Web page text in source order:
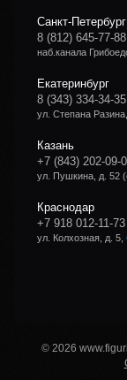
Санкт-Петербург
8 (812) 645-77-88
наб.канала
Екатеринбург
8 (343) 334-34-35
ул. Степана
Казань
+7 (843) 202-09-
ул. Пушкина, д. 52
Краснодар
+7 918 012-11-73
ул. Колхозная, д. 5,
© 2026